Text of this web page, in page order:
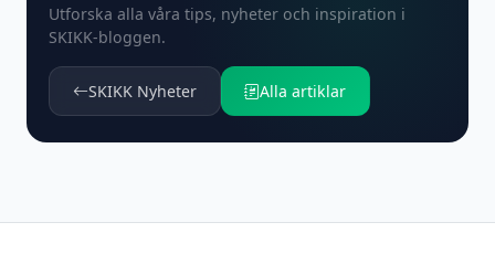
Utforska alla våra tips, nyheter och inspiration i
SKIKK-bloggen.
SKIKK Nyheter Alla artiklar